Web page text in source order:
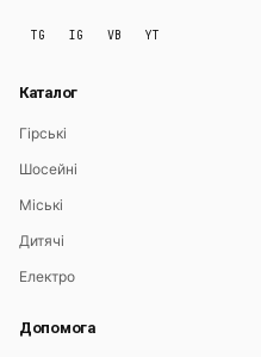
TG IG VB YT
Каталог
Гірські
Шосейні
Міські
Дитячі
Електро
Допомога